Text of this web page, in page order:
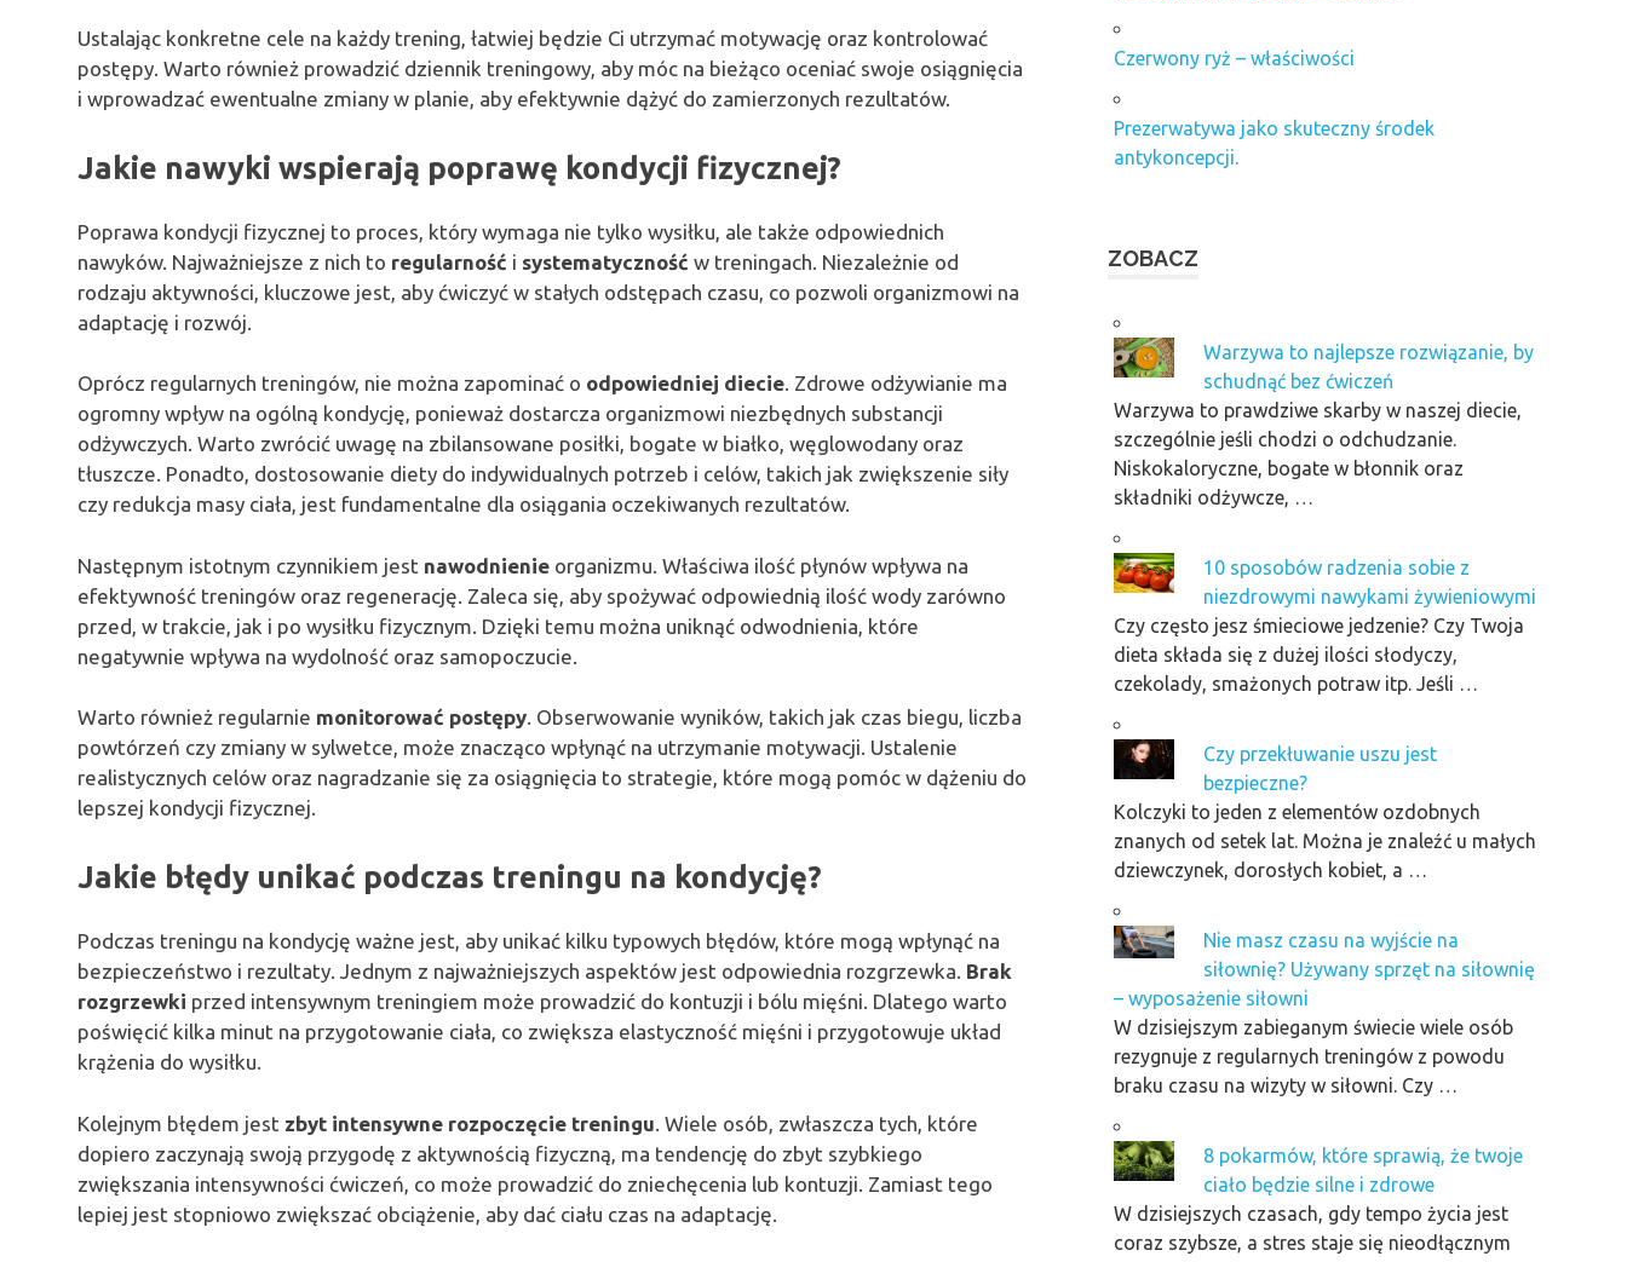
Ustalając konkretne cele na każdy trening, łatwiej będzie Ci utrzymać motywację oraz kontrolować
postępy. Warto również prowadzić dziennik treningowy, aby móc na bieżąco oceniać swoje osiągnięcia
i wprowadzać ewentualne zmiany w planie, aby efektywnie dążyć do zamierzonych rezultatów.
Jakie nawyki wspierają poprawę kondycji fizycznej?
Poprawa kondycji fizycznej to proces, który wymaga nie tylko wysiłku, ale także odpowiednich
nawyków. Najważniejsze z nich to regularność i systematyczność w treningach. Niezależnie od
rodzaju aktywności, kluczowe jest, aby ćwiczyć w stałych odstępach czasu, co pozwoli organizmowi na
adaptację i rozwój.
Oprócz regularnych treningów, nie można zapominać o odpowiedniej diecie. Zdrowe odżywianie ma
ogromny wpływ na ogólną kondycję, ponieważ dostarcza organizmowi niezbędnych substancji
odżywczych. Warto zwrócić uwagę na zbilansowane posiłki, bogate w białko, węglowodany oraz
tłuszcze. Ponadto, dostosowanie diety do indywidualnych potrzeb i celów, takich jak zwiększenie siły
czy redukcja masy ciała, jest fundamentalne dla osiągania oczekiwanych rezultatów.
Następnym istotnym czynnikiem jest nawodnienie organizmu. Właściwa ilość płynów wpływa na
efektywność treningów oraz regenerację. Zaleca się, aby spożywać odpowiednią ilość wody zarówno
przed, w trakcie, jak i po wysiłku fizycznym. Dzięki temu można uniknąć odwodnienia, które
negatywnie wpływa na wydolność oraz samopoczucie.
Warto również regularnie monitorować postępy. Obserwowanie wyników, takich jak czas biegu, liczba
powtórzeń czy zmiany w sylwetce, może znacząco wpłynąć na utrzymanie motywacji. Ustalenie
realistycznych celów oraz nagradzanie się za osiągnięcia to strategie, które mogą pomóc w dążeniu do
lepszej kondycji fizycznej.
Jakie błędy unikać podczas treningu na kondycję?
Podczas treningu na kondycję ważne jest, aby unikać kilku typowych błędów, które mogą wpłynąć na
bezpieczeństwo i rezultaty. Jednym z najważniejszych aspektów jest odpowiednia rozgrzewka. Brak
rozgrzewki przed intensywnym treningiem może prowadzić do kontuzji i bólu mięśni. Dlatego warto
poświęcić kilka minut na przygotowanie ciała, co zwiększa elastyczność mięśni i przygotowuje układ
krążenia do wysiłku.
Kolejnym błędem jest zbyt intensywne rozpoczęcie treningu . Wiele osób, zwłaszcza tych, które
dopiero zaczynają swoją przygodę z aktywnością fizyczną, ma tendencję do zbyt szybkiego
zwiększania intensywności ćwiczeń, co może prowadzić do zniechęcenia lub kontuzji. Zamiast tego
lepiej jest stopniowo zwiększać obciążenie, aby dać ciału czas na adaptację.
Czerwony ryż – właściwości
Prezerwatywa jako skuteczny środek
antykoncepcji.
ZOBACZ
Warzywa to najlepsze rozwiązanie, by
schudnąć bez ćwiczeń
Warzywa to prawdziwe skarby w naszej diecie,
szczególnie jeśli chodzi o odchudzanie.
Niskokaloryczne, bogate w błonnik oraz
składniki odżywcze, …
10 sposobów radzenia sobie z
niezdrowymi nawykami żywieniowymi
Czy często jesz śmieciowe jedzenie? Czy Twoja
dieta składa się z dużej ilości słodyczy,
czekolady, smażonych potraw itp. Jeśli …
Czy przekłuwanie uszu jest
bezpieczne?
Kolczyki to jeden z elementów ozdobnych
znanych od setek lat. Można je znaleźć u małych
dziewczynek, dorosłych kobiet, a …
Nie masz czasu na wyjście na
siłownię? Używany sprzęt na siłownię
– wyposażenie siłowni
W dzisiejszym zabieganym świecie wiele osób
rezygnuje z regularnych treningów z powodu
braku czasu na wizyty w siłowni. Czy …
8 pokarmów, które sprawią, że twoje
ciało będzie silne i zdrowe
W dzisiejszych czasach, gdy tempo życia jest
coraz szybsze, a stres staje się nieodłącznym